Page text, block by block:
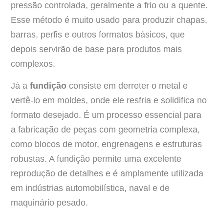
pressão controlada, geralmente a frio ou a quente.
Esse método é muito usado para produzir chapas,
barras, perfis e outros formatos básicos, que
depois servirão de base para produtos mais
complexos.
Já a fundição consiste em derreter o metal e
vertê-lo em moldes, onde ele resfria e solidifica no
formato desejado. É um processo essencial para
a fabricação de peças com geometria complexa,
como blocos de motor, engrenagens e estruturas
robustas. A fundição permite uma excelente
reprodução de detalhes e é amplamente utilizada
em indústrias automobilística, naval e de
maquinário pesado.